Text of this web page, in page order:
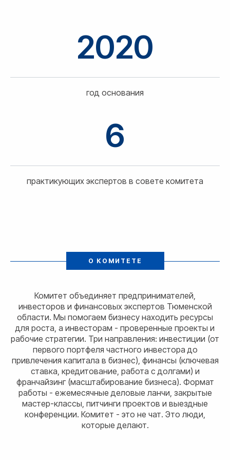
2020
год основания
6
практикующих экспертов в совете комитета
О КОМИТЕТЕ
Комитет объединяет предпринимателей,
инвесторов и финансовых экспертов Тюменской
области. Мы помогаем бизнесу находить ресурсы
для роста, а инвесторам - проверенные проекты и
рабочие стратегии. Три направления: инвестиции (от
первого портфеля частного инвестора до
привлечения капитала в бизнес), финансы (ключевая
ставка, кредитование, работа с долгами) и
франчайзинг (масштабирование бизнеса). Формат
работы - ежемесячные деловые ланчи, закрытые
мастер-классы, питчинги проектов и выездные
конференции. Комитет - это не чат. Это люди,
которые делают.